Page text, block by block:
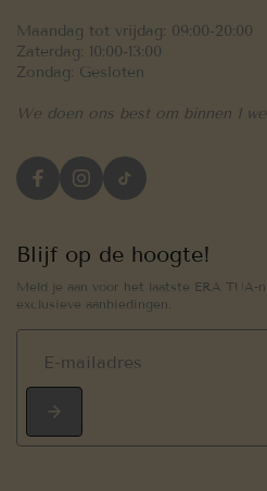
Maandag tot vrijdag: 09:00-20:00
Zaterdag: 10:00-13:00
Zondag: Gesloten
We doen ons best om binnen 1
Blijf op de hoogte!
Meld je aan voor het laatste ERA TUA-
exclusieve aanbiedingen.